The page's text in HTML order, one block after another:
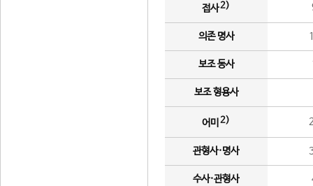
접사2)
의존 명사
보조 동사
보조 형용사
어미 2)
관형사·명사
수사·관형사